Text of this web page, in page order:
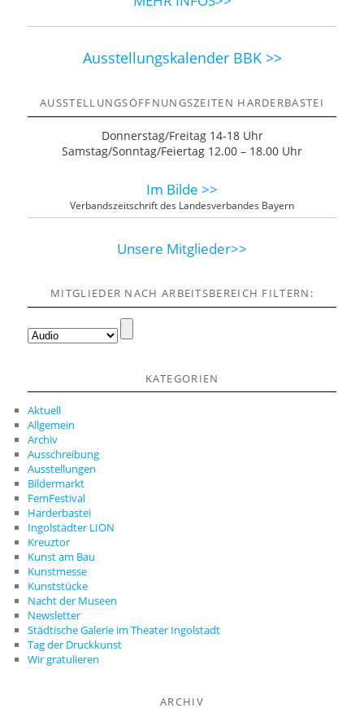
Ausstellungskalender BBK >>
AUSSTELLUNGSÖFFNUNGSZEITEN HARDERBASTEI
Donnerstag/Freitag 14-18 Uhr
Samstag/Sonntag/Feiertag 12.00 – 18.00 Uhr
Im Bilde >>
Verbandszeitschrift des Landesverbandes Bayern
Unsere Mitglieder>>
MITGLIEDER NACH ARBEITSBEREICH FILTERN:
KATEGORIEN
Aktuell
Allgemein
Archiv
Ausschreibung
Ausstellungen
Bildermarkt
FemFestival
Harderbastei
Ingolstädter LION
Kreuztor
Kunst am Bau
Kunstmesse
Kunststücke
Nacht der Museen
Newsletter
Städtische Galerie im Theater Ingolstadt
Tag der Druckkunst
Wir gratulieren
ARCHIV